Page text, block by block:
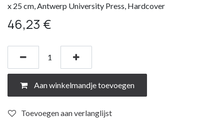
x 25 cm, Antwerp University Press, Hardcover
46,23 €
Aan winkelmandje toevoegen
Toevoegen aan verlanglijst